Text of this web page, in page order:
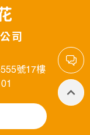
司
號17樓